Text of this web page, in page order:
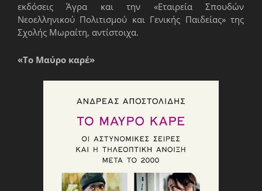
εκδόσεις Άγρα και την «Εταιρεία Σπουδών
Νεοελληνικού Πολιτισμού και Γενικής Παιδείας» της
Σχολής Μωραίτη, αντίστοιχα.
«Το Μαύρο καρέ»